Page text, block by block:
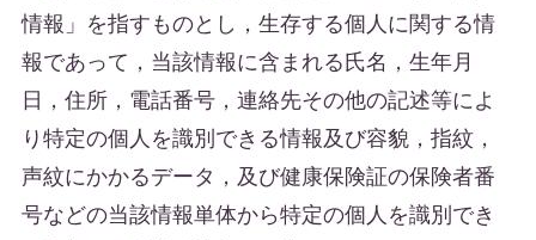
情報」を指すものとし，生存する個人に関する情
報であって，当該情報に含まれる氏名，生年月
日，住所，電話番号，連絡先その他の記述等によ
り特定の個人を識別できる情報及び容貌，指紋，
声紋にかかるデータ，及び健康保険証の保険者番
号などの当該情報単体から特定の個人を識別でき